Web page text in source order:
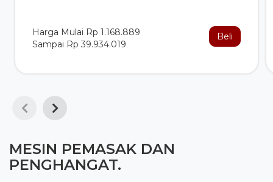
Harga Mulai Rp 1.168.889
Sampai Rp 39.934.019
Beli
MESIN PEMASAK DAN
PENGHANGAT.